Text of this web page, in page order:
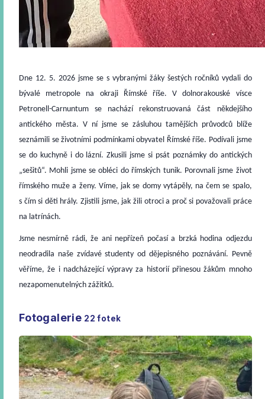
Dne 12. 5. 2026 jsme se s vybranými žáky šestých ročníků vydali do
bývalé metropole na okraji Římské říše. V dolnorakouské vísce
Petronell-Carnuntum se nachází rekonstruovaná část někdejšího
antického města. V ní jsme se zásluhou tamějších průvodců blíže
seznámili se životními podmínkami obyvatel Římské říše. Podívali jsme
se do kuchyně i do lázní. Zkusili jsme si psát poznámky do antických
„sešitů“. Mohli jsme se obléci do římských tunik. Porovnali jsme život
římského muže a ženy. Víme, jak se domy vytápěly, na čem se spalo,
s čím si děti hrály. Zjistili jsme, jak žili otroci a proč si považovali práce
na latrínách.
Jsme nesmírně rádi, že ani nepřízeň počasí a brzká hodina odjezdu
neodradila naše zvídavé studenty od dějepisného poznávání. Pevně
věříme, že i nadcházející výpravy za historií přinesou žákům mnoho
nezapomenutelných zážitků.
Fotogalerie 22 fotek